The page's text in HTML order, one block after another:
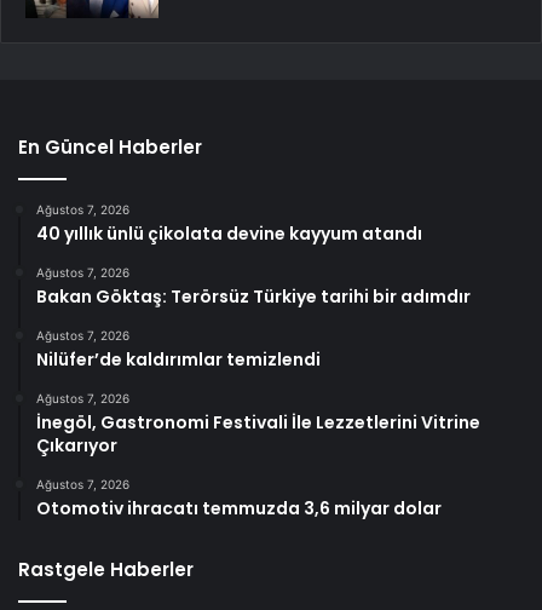
En Güncel Haberler
Ağustos 7, 2026
40 yıllık ünlü çikolata devine kayyum atandı
Ağustos 7, 2026
Bakan Göktaş: Terörsüz Türkiye tarihi bir adımdır
Ağustos 7, 2026
Nilüfer’de kaldırımlar temizlendi
Ağustos 7, 2026
İnegöl, Gastronomi Festivali İle Lezzetlerini Vitrine
Çıkarıyor
Ağustos 7, 2026
Otomotiv ihracatı temmuzda 3,6 milyar dolar
Rastgele Haberler